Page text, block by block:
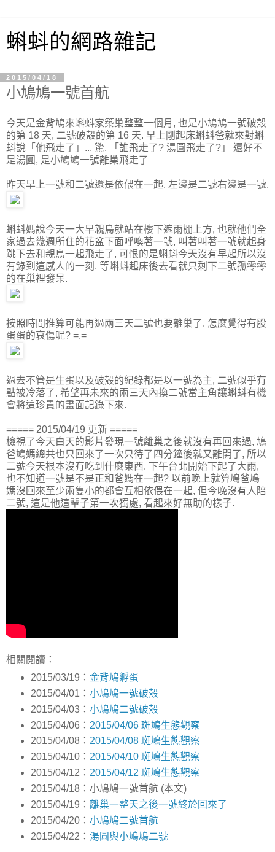
蝌蚪的網路雜記
2015/04/18
小鳩鳩一號首航
今天是金背鳩來蝌蚪家築巢整整一個月, 也是小鳩鳩一號破殼
的第 18 天, 二號破殼的第 16 天. 早上剛起床蝌蚪爸就來對蝌
蚪說「他飛走了」... 驚, 「誰飛走了? 湯圓飛走了?」 還好不
是湯圓, 是小鳩鳩一號離巢飛走了
昨天早上一號和二號還是依偎在一起. 左邊是二號右邊是一號.
蝌蚪媽說今天一大早親鳥就站在樓下遮雨棚上方, 也就他們全
家過去幾週所住的花盆下面呼喚著一號, 叫著叫著一號就起身
跳下去和親鳥一起飛走了, 可恨的是蝌蚪今天沒有早起所以沒
有錄到這感人的一刻. 等蝌蚪起床後去看就只剩下二號孤零零
的在巢裡發呆.
按照時間推算可能再過兩三天二號也要離巢了. 怎麼覺得有股
蛋蛋的哀傷呢? =.=
過去不管是生蛋以及破殼的紀錄都是以一號為主, 二號似乎有
點被冷落了, 希望再未來的兩三天內換二號當主角讓蝌蚪有機
會將這珍貴的畫面記錄下來.
===== 2015/04/19 更新 =====
檢視了今天白天的影片發現一號離巢之後就沒有再回來過, 鳩
爸鳩媽總共也只回來了一次只待了四分鐘後就又離開了, 所以
二號今天根本沒有吃到什麼東西. 下午台北開始下起了大雨,
也不知道一號是不是正和爸媽在一起? 以前晚上就算鳩爸鳩
媽沒回來至少兩隻小的都會互相依偎在一起, 但今晚沒有人陪
二號, 這是他這輩子第一次獨處, 看起來好無助的樣子.
相關閱讀：
2015/03/19： 金背鳩孵蛋
2015/04/01： 小鳩鳩一號破殼
2015/04/03： 小鳩鳩二號破殼
2015/04/06： 2015/04/06 斑鳩生態觀察
2015/04/08： 2015/04/08 斑鳩生態觀察
2015/04/10： 2015/04/10 斑鳩生態觀察
2015/04/12： 2015/04/12 斑鳩生態觀察
2015/04/18：小鳩鳩一號首航 (本文)
2015/04/19： 離巢一整天之後一號終於回來了
2015/04/20： 小鳩鳩二號首航
2015/04/22： 湯圓與小鳩鳩二號